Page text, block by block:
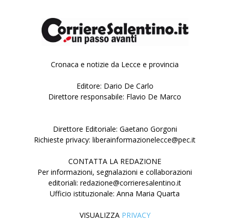
Cronaca e notizie da Lecce e provincia
Editore: Dario De Carlo
Direttore responsabile: Flavio De Marco
Direttore Editoriale: Gaetano Gorgoni
Richieste privacy: liberainformazionelecce@pec.it
CONTATTA LA REDAZIONE
Per informazioni, segnalazioni e collaborazioni
editoriali: redazione@corrieresalentino.it
Ufficio istituzionale: Anna Maria Quarta
VISUALIZZA PRIVACY